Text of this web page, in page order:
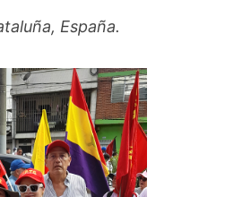
España.